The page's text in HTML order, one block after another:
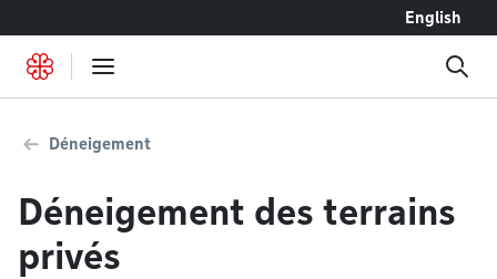
English
Déneigement
Déneigement des terrains
privés